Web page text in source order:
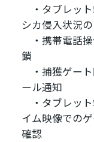
・タブレッ
シカ侵入状況
・携帯電話
鎖
・捕獲ゲー
ール通知
・タブレット
イム映像での
確認